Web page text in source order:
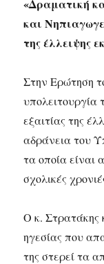
«Δραματική
και
της έλλειψης
Στην Ερώτηση
υπολειτουργία
εξαιτίας της
αδράνεια του
τα οποία είναι
σχολικές
Ο κ. Στρατάκης
ηγεσίας που
της στερεί τα